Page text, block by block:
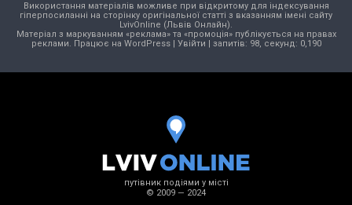
Використання матеріалів можливе при відкритому для індексування
гіперпосиланні на сторінку оригінальної статті з вказанням імені сайту
LvivOnline (Львів Онлайн).
Матеріал з маркуванням «реклама» та «промоція» публікується на правах
реклами. Працює на WordPress| Увійти | запитів: 98, секунд: 0,190
путівник подіями у місті
© 2009 — 2024